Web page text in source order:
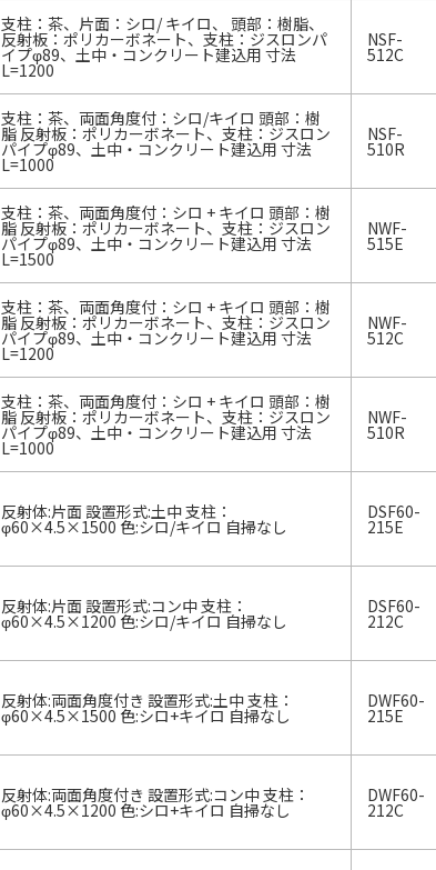
支柱：茶、片面：シロ/ キイロ、 頭部：樹脂、
反射板：ポリカーボネート、支柱：ジスロンパ
イプφ89、土中・コンクリート建込用 寸法
L=1200
NSF-
512C
支柱：茶、両面角度付：シロ/キイロ 頭部：樹
脂 反射板：ポリカーボネート、支柱：ジスロン
パイプφ89、土中・コンクリート建込用 寸法
L=1000
NSF-
510R
支柱：茶、両面角度付：シロ + キイロ 頭部：樹
脂 反射板：ポリカーボネート、支柱：ジスロン
パイプφ89、土中・コンクリート建込用 寸法
L=1500
NWF-
515E
支柱：茶、両面角度付：シロ + キイロ 頭部：樹
脂 反射板：ポリカーボネート、支柱：ジスロン
パイプφ89、土中・コンクリート建込用 寸法
L=1200
NWF-
512C
支柱：茶、両面角度付：シロ + キイロ 頭部：樹
脂 反射板：ポリカーボネート、支柱：ジスロン
パイプφ89、土中・コンクリート建込用 寸法
L=1000
NWF-
510R
反射体:片面 設置形式:土中 支柱：
φ60×4.5×1500 色:シロ/キイロ 自掃なし
DSF60-
215E
反射体:片面 設置形式:コン中 支柱：
φ60×4.5×1200 色:シロ/キイロ 自掃なし
DSF60-
212C
反射体:両面角度付き 設置形式:土中 支柱：
φ60×4.5×1500 色:シロ+キイロ 自掃なし
DWF60-
215E
反射体:両面角度付き 設置形式:コン中 支柱：
φ60×4.5×1200 色:シロ+キイロ 自掃なし
DWF60-
212C